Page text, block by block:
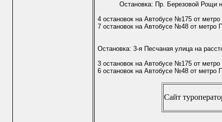
Остановка: Пр. Березовой Рощи
4 остановок на Автобусе №175 от метро
7 остановок на Автобусе №48 от метро
Остановка: 3-я Песчаная улица на
3 остановок на Автобусе №175 от метро
6 остановок на Автобусе №48 от метро
Сайт